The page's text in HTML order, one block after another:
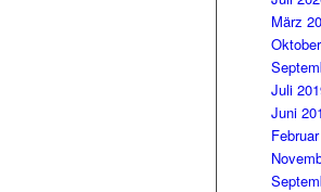
März
Juli
Juni